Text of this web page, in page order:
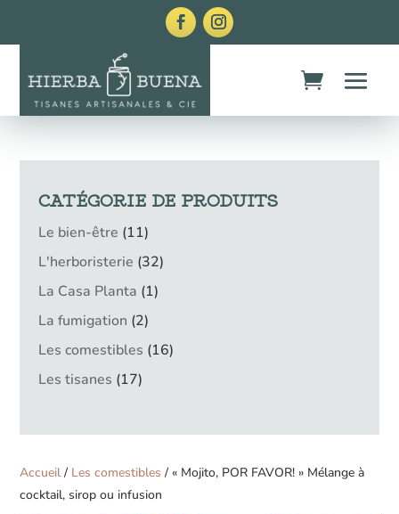
CATÉGORIE DE PRODUITS
Le bien-être 1111
produits
L'herboristerie 3232
La Casa Planta 11
La fumigation 22
produits
Les comestibles 1616
Les tisanes 1717
Accueil / Les comestibles / « Mojito, POR FAVOR! » Mélange à
cocktail, sirop ou infusion